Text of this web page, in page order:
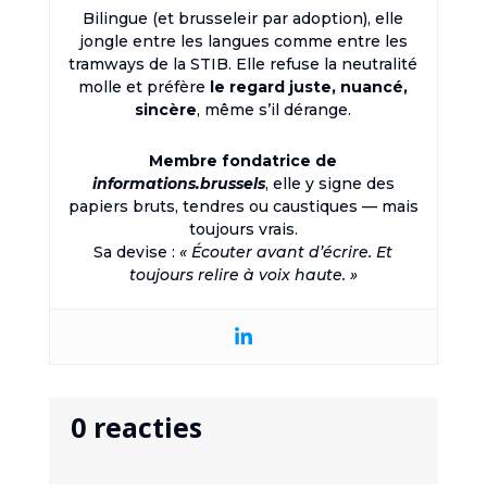
Bilingue (et brusseleir par adoption), elle
jongle entre les langues comme entre les
tramways de la STIB. Elle refuse la neutralité
molle et préfère le regard juste, nuancé,
sincère, même s’il dérange.
Membre fondatrice de
informations.brussels, elle y signe des
papiers bruts, tendres ou caustiques — mais
toujours vrais.
Sa devise :« Écouter avant d’écrire. Et
toujours relire à voix haute. »
0 reacties